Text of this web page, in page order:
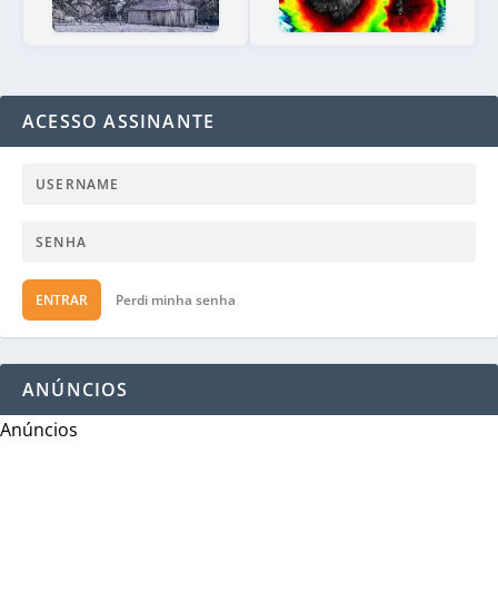
ACESSO ASSINANTE
ENTRAR Perdi minha senha
ANÚNCIOS
Anúncios